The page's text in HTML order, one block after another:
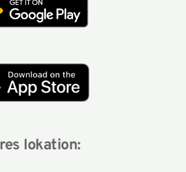
lokation: